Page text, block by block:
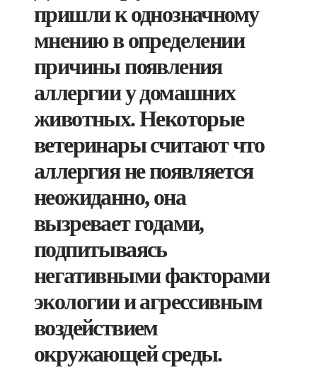
пришли к однозначному
мнению в определении
причины появления
аллергии у домашних
животных. Некоторые
ветеринары считают что
аллергия не появляется
неожиданно, она
вызревает годами,
подпитываясь
негативными факторами
экологии и агрессивным
воздействием
окружающей среды.